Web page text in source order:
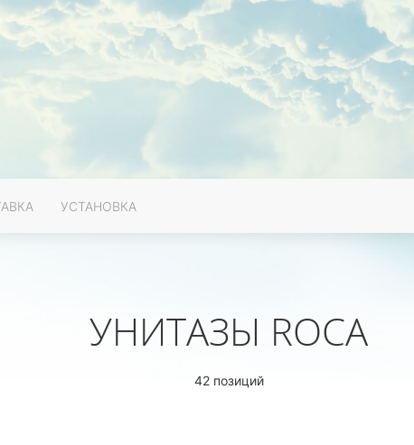
УСТАНОВКА
УНИТАЗЫ ROCA
42 позиций